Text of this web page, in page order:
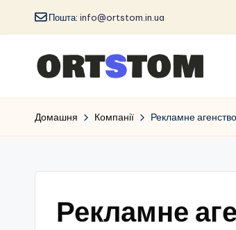
Пошта: info@ortstom.in.ua
Домашня Компанії Рекламне
Рекламне